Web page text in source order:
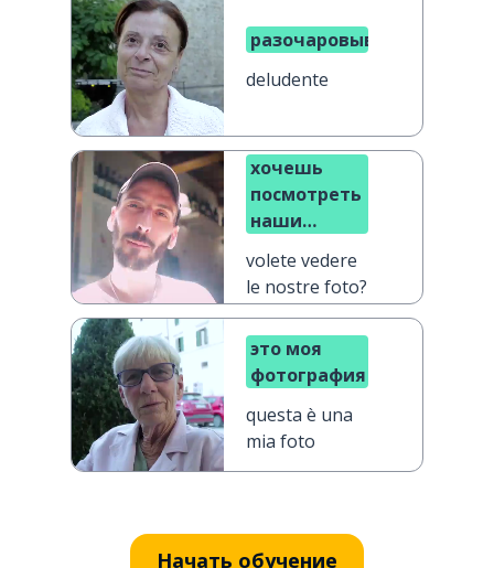
разочаровывающий
deludente
хочешь
посмотреть
наши
volete vedere
le nostre foto?
это моя
фотография
questa è una
mia foto
Начать обучение